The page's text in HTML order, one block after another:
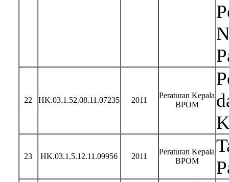
22 HK.03.1.52.08.11.07235 2011
Peraturan Kepala
BPOM
23 HK.03.1.5.12.11.09956 2011
Peraturan Kepala
BPOM